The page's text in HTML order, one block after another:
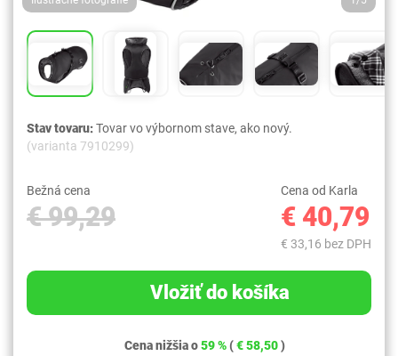
Stav tovaru:Tovar vo výbornom stave, ako nový.
(varianta 7910299)
Bežná cena
€ 99,29
Cena od Karla
€ 40,79
€ 33,16 bez DPH
Vložiť do košíka
Cena nižšia o59 % (€ 58,50)